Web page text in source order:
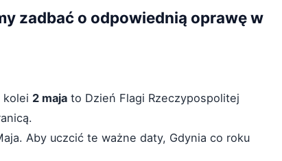
zadbać o odpowiednią oprawę w
kolei 2 maja to Dzień Flagi Rzeczypospolitej
Aby uczcić te ważne daty, Gdynia co roku